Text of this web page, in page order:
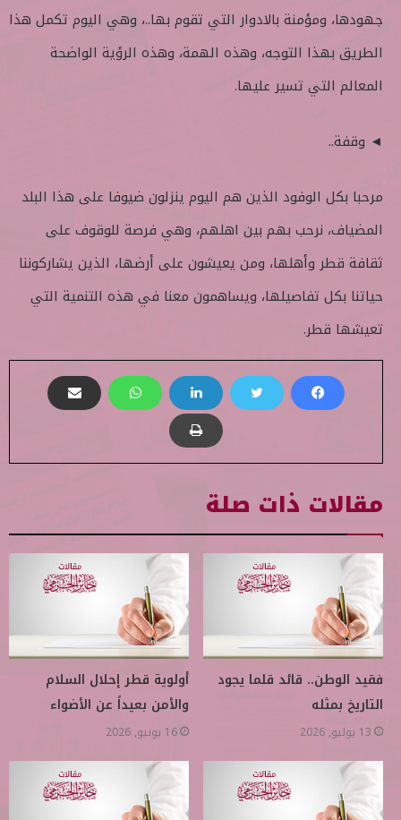
جهودها، ومؤمنة بالادوار التي تقوم بها..، وهي اليوم تكمل هذا
الطريق بهذا التوجه، وهذه الهمة، وهذه الرؤية الواضحة
المعالم التي تسير عليها.
◄ وقفة..
مرحبا بكل الوفود الذين هم اليوم ينزلون ضيوفا على هذا البلد
المضياف، نرحب بهم بين اهلهم، وهي فرصة للوقوف على
ثقافة قطر وأهلها، ومن يعيشون على أرضها، الذين يشاركوننا
حياتنا بكل تفاصيلها، ويساهمون معنا في هذه التنمية التي
تعيشها قطر.
مقالات ذات صلة
فقيد الوطن.. قائد قلما يجود
التاريخ بمثله
13 يوليو, 2026
أولوية قطر إحلال السلام
والأمن بعيداً عن الأضواء
16 يونيو, 2026